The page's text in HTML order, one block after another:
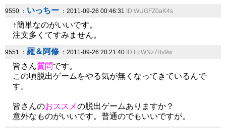
9550 ： いっちー ：2011-09-26 00:46:31 ID:WUGFZ0aK4s
↑簡単なのがいいです。
注文多くてすみません。
9551 ： 羅＆阿修 ：2011-09-26 20:21:40 ID:LpWNz7Bv9w
皆さん質問です。
この頃脱出ゲームをやる気が無くなってきているんで
す。
皆さんのおススメの脱出ゲームありますか？
意外なものがいいです。普通のでもいいですが。